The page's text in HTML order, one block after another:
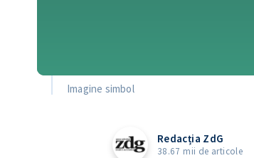
Imagine simbol
Redacția ZdG
38.67 mii de articole